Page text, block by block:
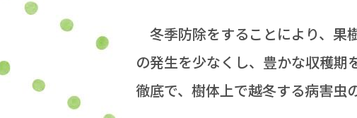
冬季防除をすることにより、果
の発生を少なくし、豊かな収穫期
徹底で、樹体上で越冬する病害虫